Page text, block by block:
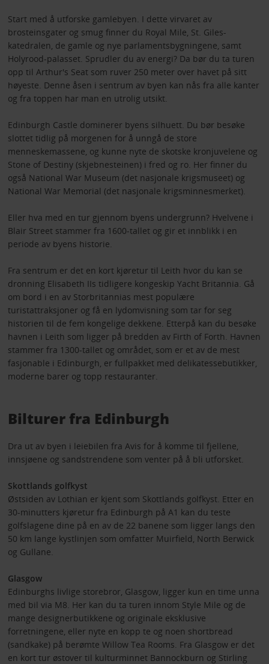
Start med å utforske gamlebyen. I dette virvaret av
brosteinsgater og smug finner du Royal Mile, St. Giles-
katedralen, de gamle og nye parlamentsbygningene, samt
Holyrood-palasset. Sprudler du av energi? Da bør du ta turen
opp til Arthur's Seat som ruver 250 meter over havet på sitt
høyeste. Denne åsen i sentrum av byen kan nås fra alle kanter
og fra toppen har man en utrolig utsikt.
Edinburgh Castle dominerer byens silhuett. Du bør besøke
slottet tidlig på morgenen for å unngå de store
menneskemassene, og kunne nyte de skotske kronjuvelene og
Stone of Destiny (skjebnesteinen) i fred og ro. Her finner du
også National War Museum (det nasjonale krigsmuseet) og
National War Memorial (det nasjonale krigsminnesmerket).
Eller hva med en tur gjennom byens undergrunn? Hvelvene i
Blair Street stammer fra 1600-tallet og gir et innblikk i en
periode av byens historie.
Fra sentrum er det en kort kjøretur til Leith hvor du kan se
dronning Elisabeth IIs tidligere kongeskip Yacht Britannia. Gå
om bord i en av Storbritannias mest populære
turistattraksjoner og få en lydomvisning som tar for seg
historien til de fem kongelige dekkene. Etterpå kan du besøke
havnen i Leith som ligger på bredden av Firth of Forth. Havnen
stammer fra 1300-tallet og området, som er et av de mest
fasjonable i Edinburgh, er fullpakket med delikatessebutikker,
moderne barer og topp restauranter.
Bilturer fra Edinburgh
Dra ut av byen i leiebilen fra Avis for å komme til fjellene,
innsjøene og sandstrendene som venter på å bli utforsket.
Skottlands golfkyst
Østsiden av Lothian er kjent som Skottlands golfkyst. Etter en
30-minutters kjøretur fra Edinburgh på A1 kan du teste
golfslagene dine på en av de 22 banene som ligger langs den
50 km lange kystlinjen som omfatter Muirfield, North Berwick
og Gullane.
Glasgow
Edinburghs livlige storebror, Glasgow, ligger kun en time unna
med bil via M8. Her kan du ta turen innom Style Mile og de
mange designerbutikkene og originale eksklusive
forretningene, eller nyte en kopp te og noen shortbread
(sandkake) på berømte Willow Tea Rooms. Fra Glasgow er det
en kort tur østover til kulturminnet Bannockburn og Stirling